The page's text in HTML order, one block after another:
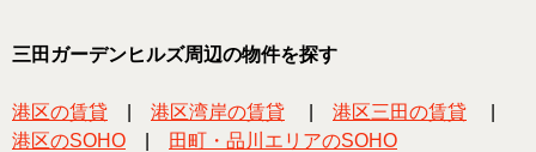
三田ガーデンヒルズ周辺の物件を探す
港区の賃貸 港区湾岸の賃貸 港区三田の賃貸
港区のSOHO
田町・品川エリアのSOHO